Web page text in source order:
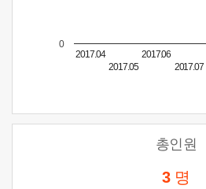
2017.04
2017.05
2017.06
2017.07
0
총인원
3 명